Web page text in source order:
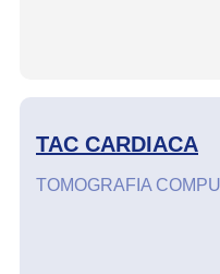
TAC CARDIACA
TOMOGRAFIA